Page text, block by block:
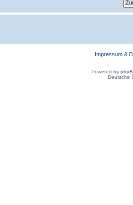
Impressum &
Powered by
Deutsche